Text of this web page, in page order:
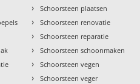
› Schoorsteen plaatsen
› Schoorsteen renovatie
› Schoorsteen reparatie
› Schoorsteen schoonmaken
› Schoorsteen vegen
› Schoorsteen veger